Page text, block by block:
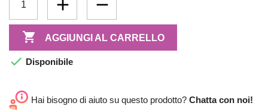
 AGGIUNGI AL CARRELLO
 Disponibile
Hai bisogno di aiuto su questo prodotto? Chatta con noi!